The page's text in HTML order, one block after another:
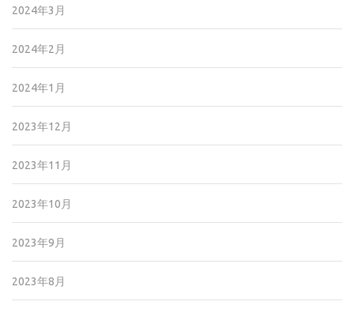
2024年3月
2024年2月
2024年1月
2023年12月
2023年11月
2023年10月
2023年9月
2023年8月